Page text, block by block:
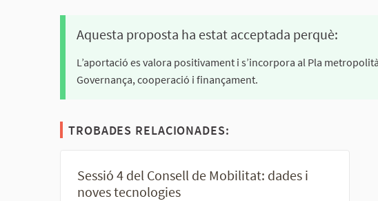
Aquesta proposta ha estat acceptada perquè:
L’aportació es valora positivament i s’incorpora al Pla
Governança, cooperació i finançament.
TROBADES RELACIONADES:
Sessió 4 del Consell de Mobilitat: dades i
noves tecnologies